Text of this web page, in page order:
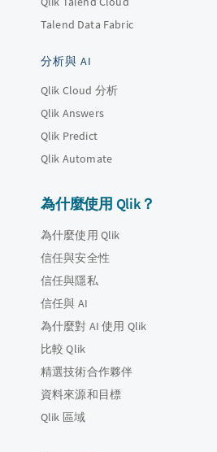
Talend Data Fabric
分析與 AI
Qlik Cloud 分析
Qlik Answers
Qlik Predict
Qlik Automate
為什麼使用 Qlik？
為什麼使用 Qlik
信任與安全性
信任與隱私
信任與 AI
為什麼對 AI 使用 Qlik
比較 Qlik
精選技術合作夥伴
資料來源和目標
Qlik 區域